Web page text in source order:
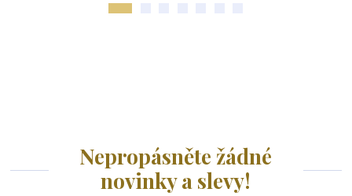
Nepropásněte žádné
novinky a slevy!